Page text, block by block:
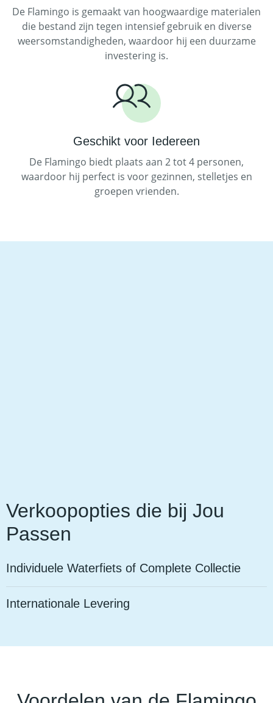
De Flamingo is gemaakt van hoogwaardige materialen
die bestand zijn tegen intensief gebruik en diverse
weersomstandigheden, waardoor hij een duurzame
investering is.
Geschikt voor Iedereen
De Flamingo biedt plaats aan 2 tot 4 personen,
waardoor hij perfect is voor gezinnen, stelletjes en
groepen vrienden.
Verkoopopties die bij Jou
Passen
Individuele Waterfiets of Complete Collectie
Internationale Levering